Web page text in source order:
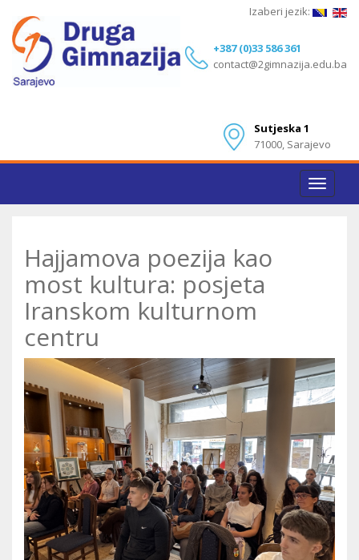
+387 (0)33 586 361
contact@2gimnazija.edu.ba
Sutjeska 1
71000, Sarajevo
Izaberi jezik:
Toggle
Hajjamova poezija kao
most kultura: posjeta
Iranskom kulturnom
centru